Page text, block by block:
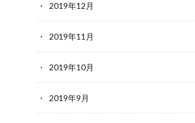
2019年12月
2019年11月
2019年10月
2019年9月